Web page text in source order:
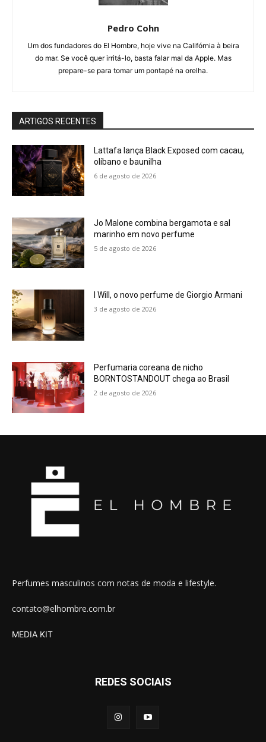
Pedro Cohn
Um dos fundadores do El Hombre, hoje vive na Califórnia à beira
do mar. Se você quer irritá-lo, basta falar mal da Apple. Mas
prepare-se para tomar um pontapé na orelha.
ARTIGOS RECENTES
Lattafa lança Black Exposed com cacau,
olíbano e baunilha
6 de agosto de 2026
Jo Malone combina bergamota e sal
marinho em novo perfume
5 de agosto de 2026
I Will, o novo perfume de Giorgio Armani
3 de agosto de 2026
Perfumaria coreana de nicho
BORNTOSTANDOUT chega ao Brasil
2 de agosto de 2026
Perfumes masculinos com notas de moda e lifestyle.
contato@elhombre.com.br
MEDIA KIT
REDES SOCIAIS